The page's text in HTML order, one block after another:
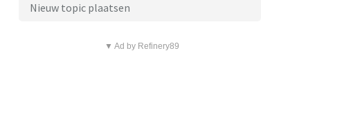
Nieuw topic plaatsen
▼ Ad by Refinery89